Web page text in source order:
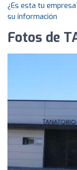
¿Es esta tu
su información
Fotos de